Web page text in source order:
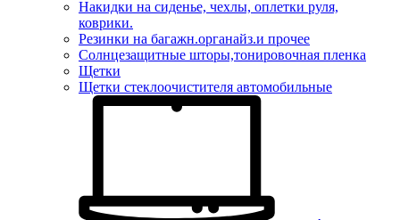
Накидки на сиденье, чехлы, оплетки руля,
коврики.
Резинки на багажн.органайз.и прочее
Солнцезащитные шторы,тонировочная пленка
Щетки
Щетки стеклоочистителя автомобильные